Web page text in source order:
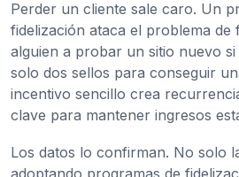
Perder un cliente sale caro. Un
fidelización ataca el problema de
alguien a probar un sitio nuevo
solo dos sellos para conseguir
incentivo sencillo crea
clave para mantener ingresos
Los datos lo confirman. No solo